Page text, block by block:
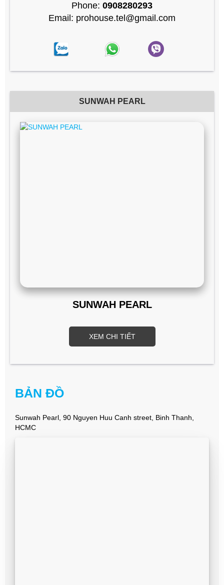
Phone: 0908280293
Email: prohouse.tel@gmail.com
SUNWAH PEARL
SUNWAH PEARL
XEM CHI TIẾT
BẢN ĐỒ
Sunwah Pearl, 90 Nguyen Huu Canh street, Binh Thanh,
HCMC